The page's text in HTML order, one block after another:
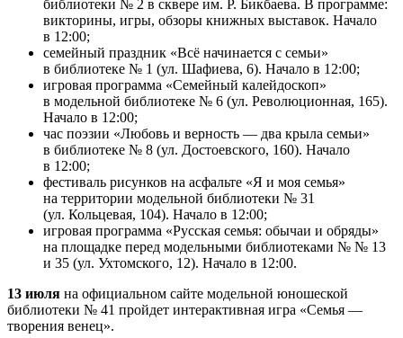
библиотеки № 2 в сквере им. Р. Бикбаева. В программе:
викторины, игры, обзоры книжных выставок. Начало
в 12:00;
семейный праздник «Всё начинается с семьи»
в библиотеке № 1 (ул. Шафиева, 6). Начало в 12:00;
игровая программа «Семейный калейдоскоп»
в модельной библиотеке № 6 (ул. Революционная, 165).
Начало в 12:00;
час поэзии «Любовь и верность — два крыла семьи»
в библиотеке № 8 (ул. Достоевского, 160). Начало
в 12:00;
фестиваль рисунков на асфальте «Я и моя семья»
на территории модельной библиотеки № 31
(ул. Кольцевая, 104). Начало в 12:00;
игровая программа «Русская семья: обычаи и обряды»
на площадке перед модельными библиотеками № № 13
и 35 (ул. Ухтомского, 12). Начало в 12:00.
13 июля на официальном сайте модельной юношеской
библиотеки № 41 пройдет интерактивная игра «Семья —
творения венец».